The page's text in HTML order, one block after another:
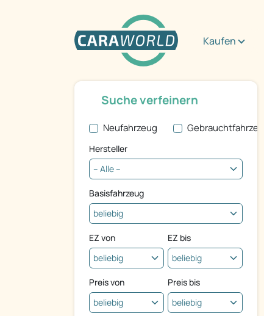
Kaufen
Suche verfeinern
Neufahrzeug Gebrauchtfahrzeug
Hersteller
Basisfahrzeug
EZ von EZ bis
Preis von Preis bis